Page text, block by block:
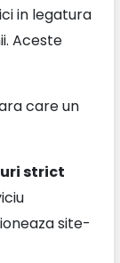
in legatura
Aceste
care un
strict
site-